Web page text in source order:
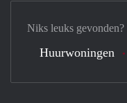
Niks leuks
Huurwoningen